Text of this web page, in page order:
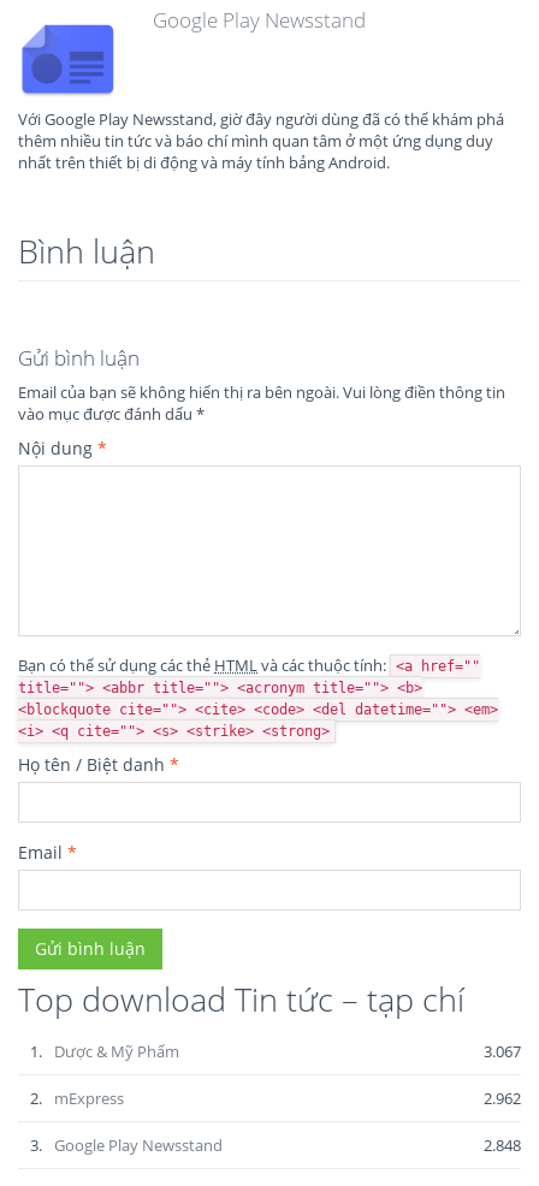
Google Play Newsstand
Với Google Play Newsstand, giờ đây người dùng đã có thể khám phá
thêm nhiều tin tức và báo chí mình quan tâm ở một ứng dụng duy
nhất trên thiết bị di động và máy tính bảng Android.
Bình luận
Gửi bình luận
Email của bạn sẽ không hiển thị ra bên ngoài.Vui lòng điền thông tin
vào mục được đánh dấu *
Nội dung *
Bạn có thể sử dụng các thẻ HTMLvà các thuộc tính: <a href=""
title=""> <abbr title=""> <acronym title=""> <b>
<blockquote cite=""> <cite> <code> <del datetime=""> <em>
<i> <q cite=""> <s> <strike> <strong>
Họ tên / Biệt danh *
Email *
Top download Tin tức – tạp chí
1. Dược & Mỹ Phẩm 3.067
2. mExpress 2.962
3. Google Play Newsstand 2.848